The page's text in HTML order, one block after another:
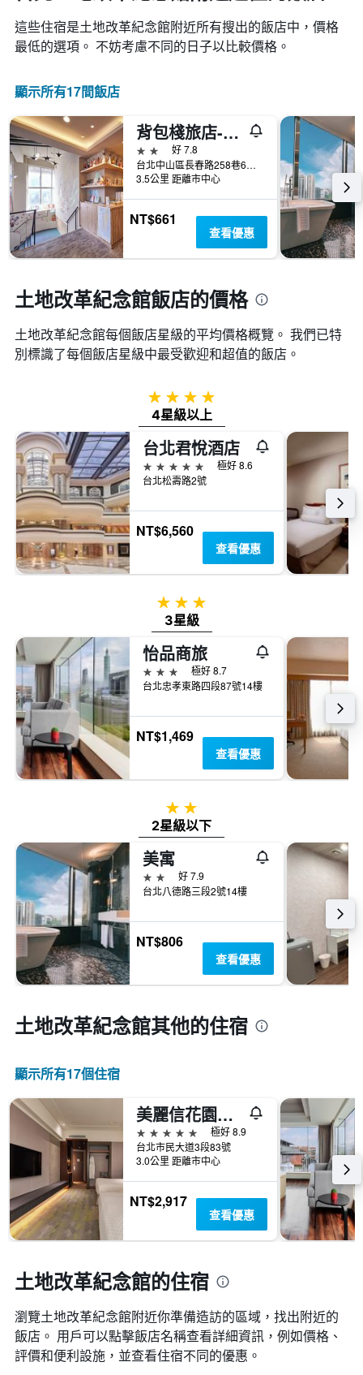
這些住宿是土地改革紀念館​附近所有搜出的飯店中，價格
最低的選項。 不妨考慮不同的日子以比較價格。
顯示所有17間飯店
背包棧旅店-台北長春館
2星級
好 7.8
台北中山區長春路258巷6號2樓
3.5公里 距離市中心
NT$661
查看優惠
土地改革紀念館飯店的價格
土地改革紀念館​每個飯店星級的平均價格概覽。 我們已特
別標識了每個飯店星級中最受歡迎和超值的飯店。
4星級
4星級以上
台北君悅酒店
5星級
極好 8.6
台北松壽路2號
NT$6,560
查看優惠
3星級
3星級
怡品商旅
3星級
極好 8.7
台北忠孝東路四段87號14樓
NT$1,469
查看優惠
2星級
2星級以下
美寓
2星級
好 7.9
台北八德路三段2號14樓
NT$806
查看優惠
土地改革紀念館​其他的住宿
顯示所有17​個住宿
美麗信花園酒店
5星級
極好 8.9
台北市民大道3段83號
3.0公里 距離市中心
NT$2,917
查看優惠
土地改革紀念館的住宿
瀏覽土地改革紀念館​附近你準備造訪的區域，找出附近的
飯店。 用戶可以點擊飯店名稱查看詳細資訊，例如價格、
評價和便利設施，並查看住宿不同的優惠。